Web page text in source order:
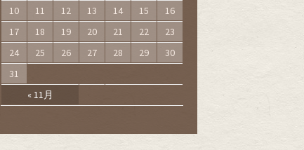
« 11月
10
11 12 13 14 15
16
17
18 19 20 21 22
23
24
25 26 27 28 29
30
31